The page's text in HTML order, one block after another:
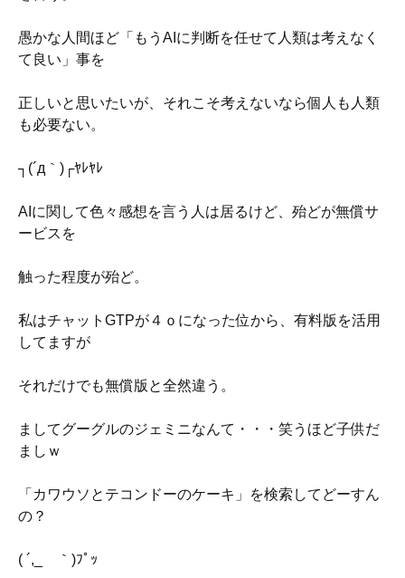
愚かな人間ほど「もうAIに判断を任せて人類は考えなく
て良い」事を
正しいと思いたいが、それこそ考えないなら個人も人類
も必要ない。
┐(´д｀)┌ﾔﾚﾔﾚ
AIに関して色々感想を言う人は居るけど、殆どが無償サ
ービスを
触った程度が殆ど。
私はチャットGTPが４ｏになった位から、有料版を活用
してますが
それだけでも無償版と全然違う。
ましてグーグルのジェミニなんて・・・笑うほど子供だ
ましｗ
「カワウソとテコンドーのケーキ」を検索してどーすん
の？
( ´,_ゝ｀)ﾌﾟｯ